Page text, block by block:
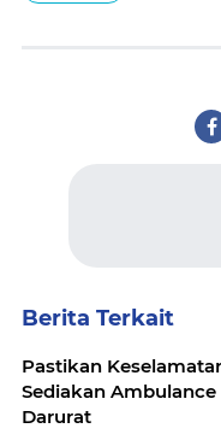
Berita Terkait
Pastikan
Sediakan
Darurat